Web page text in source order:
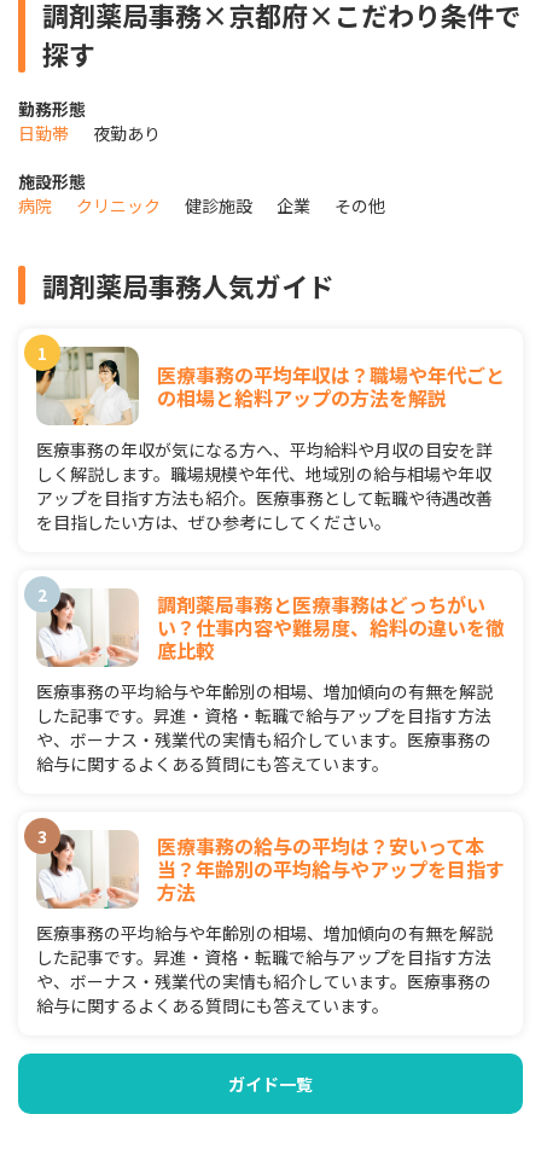
調剤薬局事務×京都府×こだわり条件で
探す
勤務形態
日勤帯
夜勤あり
施設形態
病院
クリニック 健診施設 企業 その他
調剤薬局事務人気ガイド
医療事務の平均年収は？職場や年代ごと
の相場と給料アップの方法を解説
医療事務の年収が気になる方へ、平均給料や月収の目安を詳
しく解説します。職場規模や年代、地域別の給与相場や年収
アップを目指す方法も紹介。医療事務として転職や待遇改善
を目指したい方は、ぜひ参考にしてください。
調剤薬局事務と医療事務はどっちがい
い？仕事内容や難易度、給料の違いを徹
底比較
医療事務の平均給与や年齢別の相場、増加傾向の有無を解説
した記事です。昇進・資格・転職で給与アップを目指す方法
や、ボーナス・残業代の実情も紹介しています。医療事務の
給与に関するよくある質問にも答えています。
医療事務の給与の平均は？安いって本
当？年齢別の平均給与やアップを目指す
方法
医療事務の平均給与や年齢別の相場、増加傾向の有無を解説
した記事です。昇進・資格・転職で給与アップを目指す方法
や、ボーナス・残業代の実情も紹介しています。医療事務の
給与に関するよくある質問にも答えています。
ガイド一覧